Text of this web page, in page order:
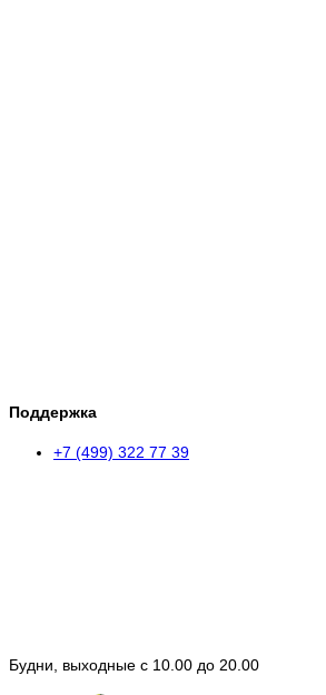
Поддержка
+7 (499) 322 77 39
Будни, выходные с 10.00 до 20.00